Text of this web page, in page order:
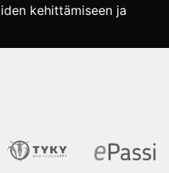
kehittämiseen ja
osallistua